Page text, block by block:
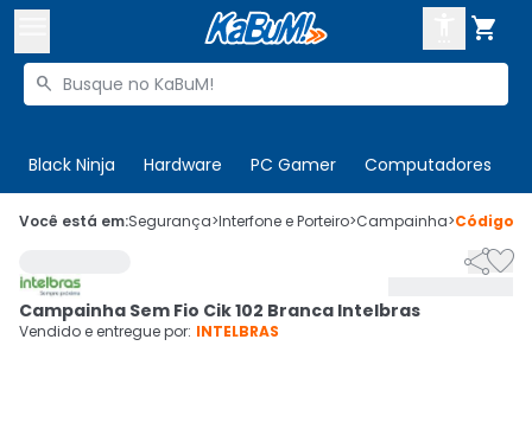

Buscar produtos

Black Ninja Hardware PC Gamer Computadores
 Olá. Acesse sua conta

Cupons
CADASTRE-SE
Você está em:Segurança>Interfone e Porteiro>Campainha>Código

Campainha Sem Fio Cik 102 Branca Intelbras
Vendido e entregue por: INTELBRAS